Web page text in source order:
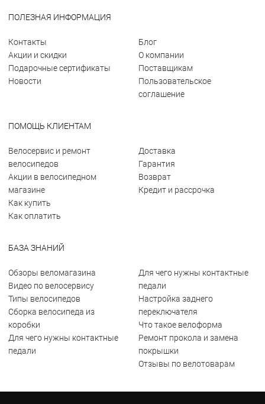
ПОЛЕЗНАЯ ИНФОРМАЦИЯ
Контакты
Акции и скидки
Подарочные сертификаты
Новости
Блог
О компании
Поставщикам
Пользовательское
соглашение
ПОМОЩЬ КЛИЕНТАМ
Велосервис и ремонт
велосипедов
Акции в велосипедном
магазине
Как купить
Как оплатить
Доставка
Гарантия
Возврат
Кредит и рассрочка
БАЗА ЗНАНИЙ
Обзоры веломагазина
Видео по велосервису
Типы велосипедов
Сборка велосипеда из
коробки
Для чего нужны контактные
педали
Для чего нужны контактные
педали
Настройка заднего
переключателя
Что такое велоформа
Ремонт прокола и замена
покрышки
Отзывы по велотоварам